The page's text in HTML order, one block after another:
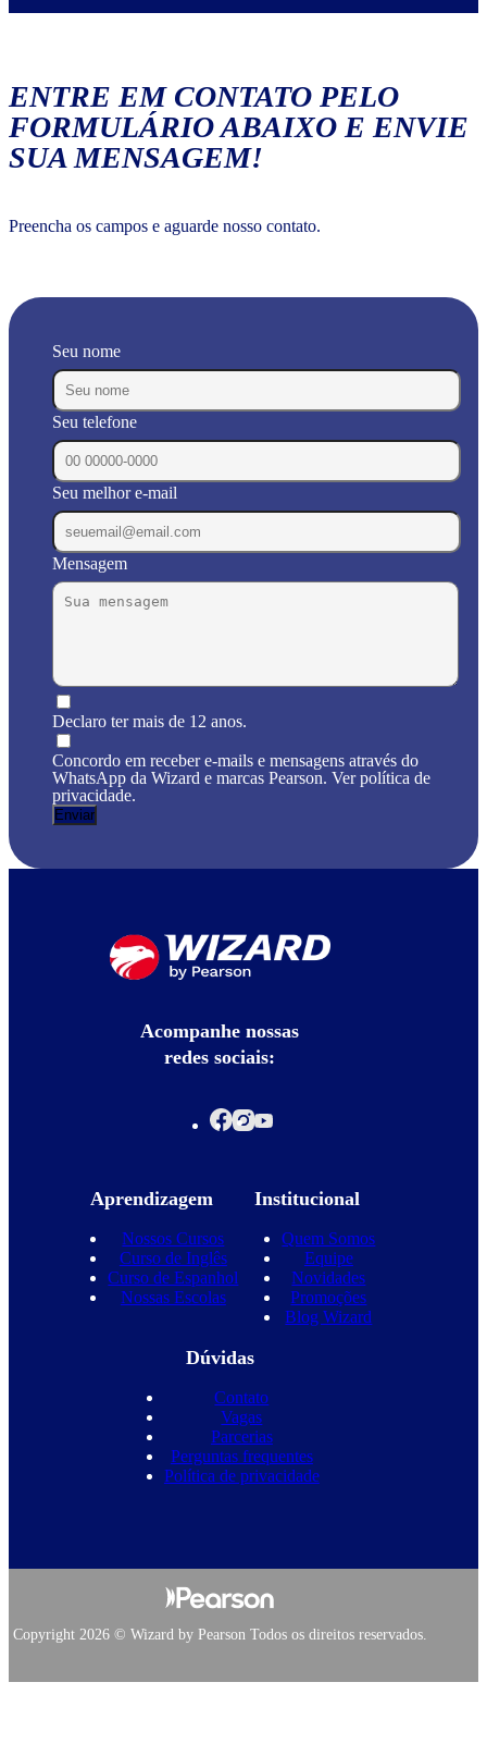
ENTRE EM CONTATO PELO
FORMULÁRIO ABAIXO E ENVIE
SUA MENSAGEM!
Preencha os campos e aguarde nosso contato.
Seu nome
Seu telefone
Seu melhor e-mail
Mensagem
Declaro ter mais de 12 anos.
Concordo em receber e-mails e mensagens através do
WhatsApp da Wizard e marcas Pearson. Ver política de
privacidade.
Acompanhe nossas
redes sociais:
Aprendizagem
Nossos Cursos
Curso de Inglês
Curso de Espanhol
Nossas Escolas
Institucional
Quem Somos
Equipe
Novidades
Promoções
Blog Wizard
Dúvidas
Contato
Vagas
Parcerias
Perguntas frequentes
Política de privacidade
Copyright 2026 © Wizard by Pearson Todos os direitos reservados.